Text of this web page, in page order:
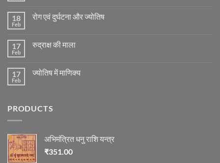
मंगल
के
अनुसार
विचार
18
Feb
रोग एवं दुर्घटना और ज्योतिष
रोग
ज्योतिष
17
Feb
रुद्राक्ष की माला
रुद्राक्ष
17
Feb
ज्योतिष में माणिक्य
में
PRODUCTS
अभिमंत्रित धनु राशि यन्त्र
₹351.00